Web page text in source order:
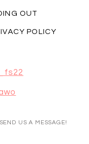
OUT
POLICY
US A MESSAGE!